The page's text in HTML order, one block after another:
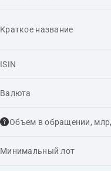
Краткое название
ISIN
Валюта
Объем в обращении,
Минимальный лот